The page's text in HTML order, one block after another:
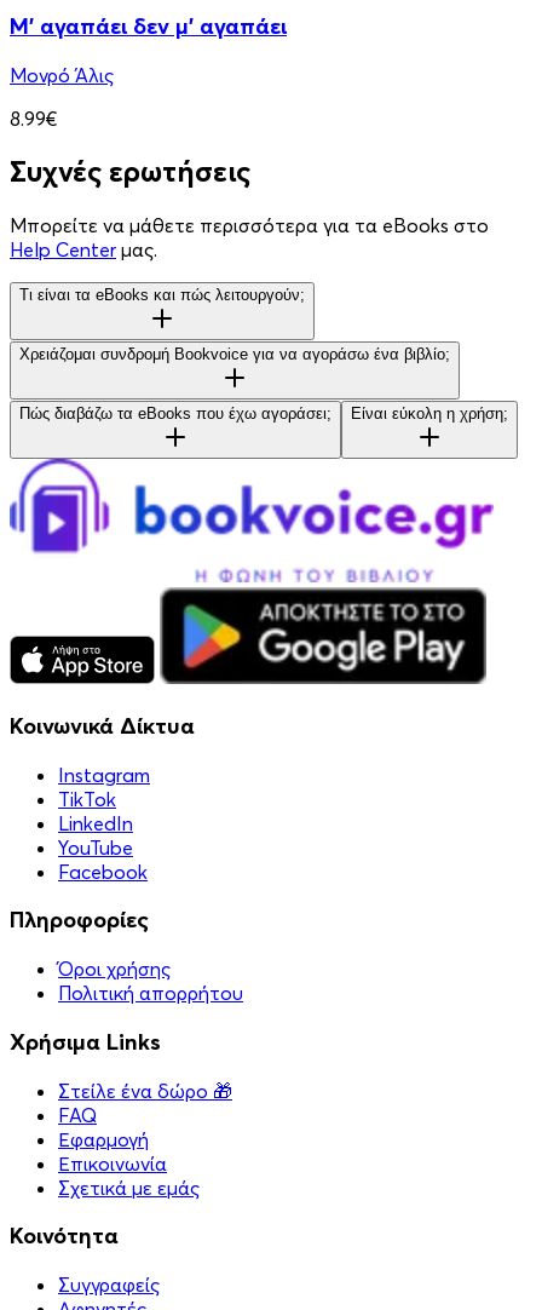
Μ' αγαπάει δεν μ' αγαπάει
Μονρό Άλις
8.99€
Συχνές ερωτήσεις
Μπορείτε να μάθετε περισσότερα για τα eBooks στο
Help Center μας.
Τι είναι τα eBooks και πώς λειτουργούν;
Χρειάζομαι συνδρομή Bookvoice για να αγοράσω ένα βιβλίο;
Πώς διαβάζω τα eBooks που έχω αγοράσει; Είναι εύκολη η χρήση;
Κοινωνικά Δίκτυα
Instagram
TikTok
LinkedIn
YouTube
Facebook
Πληροφορίες
Όροι χρήσης
Πολιτική απορρήτου
Χρήσιμα Links
Στείλε ένα δώρο 🎁
FAQ
Εφαρμογή
Επικοινωνία
Σχετικά με εμάς
Κοινότητα
Συγγραφείς